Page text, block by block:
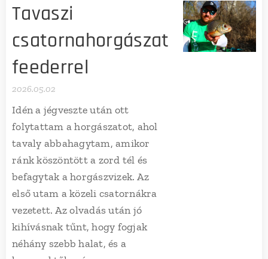
Tavaszi
csatornahorgászat
feederrel
2026.05.02
Idén a jégveszte után ott
folytattam a horgászatot, ahol
tavaly abbahagytam, amikor
ránk köszöntött a zord tél és
befagytak a horgászvizek. Az
első utam a közeli csatornákra
vezetett. Az olvadás után jó
kihívásnak tűnt, hogy fogjak
néhány szebb halat, és a